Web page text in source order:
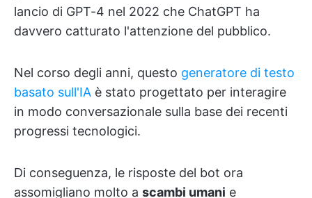
lancio di GPT-4 nel 2022 che ChatGPT ha
davvero catturato l'attenzione del pubblico.
Nel corso degli anni, questo generatore di testo
basato sull'IA è stato progettato per interagire
in modo conversazionale sulla base dei recenti
progressi tecnologici.
Di conseguenza, le risposte del bot ora
assomigliano molto a scambi umani e